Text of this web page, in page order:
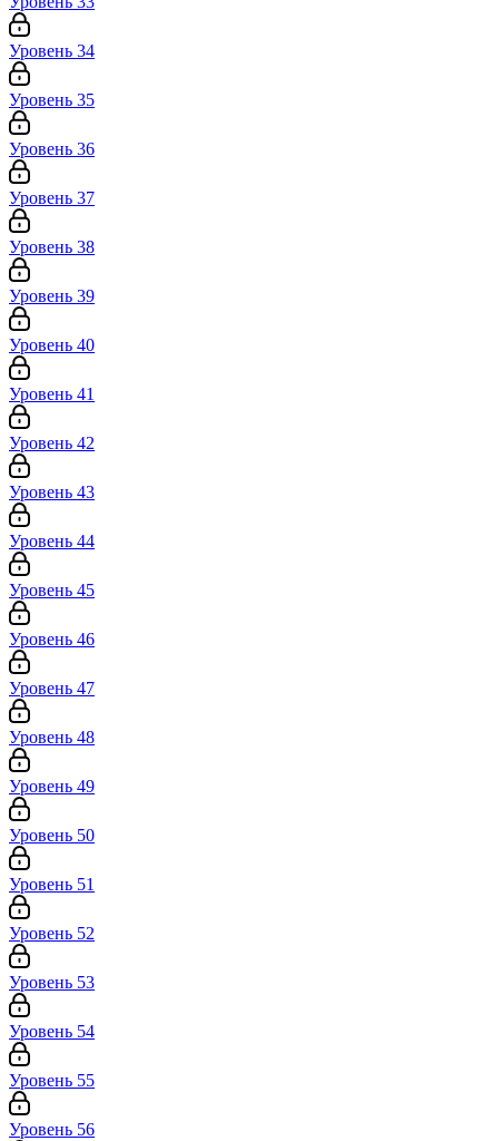
Уровень 34
Уровень 35
Уровень 36
Уровень 37
Уровень 38
Уровень 39
Уровень 40
Уровень 41
Уровень 42
Уровень 43
Уровень 44
Уровень 45
Уровень 46
Уровень 47
Уровень 48
Уровень 49
Уровень 50
Уровень 51
Уровень 52
Уровень 53
Уровень 54
Уровень 55
Уровень 56